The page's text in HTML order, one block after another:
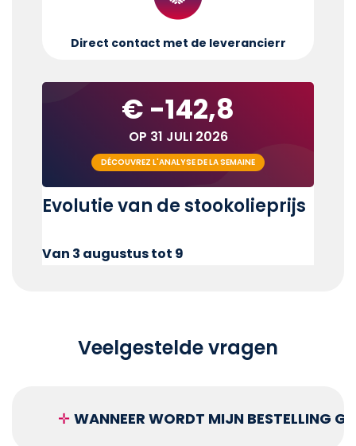
Direct contact met de leverancierr
€ -142,8
OP 31 JULI 2026
DÉCOUVREZ L'ANALYSE DE LA SEMAINE
Evolutie van de stookolieprijs
Van 3 augustus tot 9
Veelgestelde vragen
✛ WANNEER WORDT MIJN BESTELLING